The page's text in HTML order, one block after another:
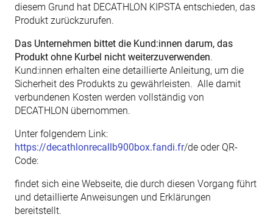
diesem Grund hat DECATHLON KIPSTA entschieden, das
Produkt zurückzurufen.
Das Unternehmen bittet die Kund:innen darum, das
Produkt ohne Kurbel nicht weiterzuverwenden.
Kund:innen erhalten eine detaillierte Anleitung, um die
Sicherheit des Produkts zu gewährleisten. Alle damit
verbundenen Kosten werden vollständig von
DECATHLON übernommen.
Unter folgendem Link:
https://decathlonrecallb900box.fandi.fr/de oder QR-
Code:
findet sich eine Webseite, die durch diesen Vorgang führt
und detaillierte Anweisungen und Erklärungen
bereitstellt.